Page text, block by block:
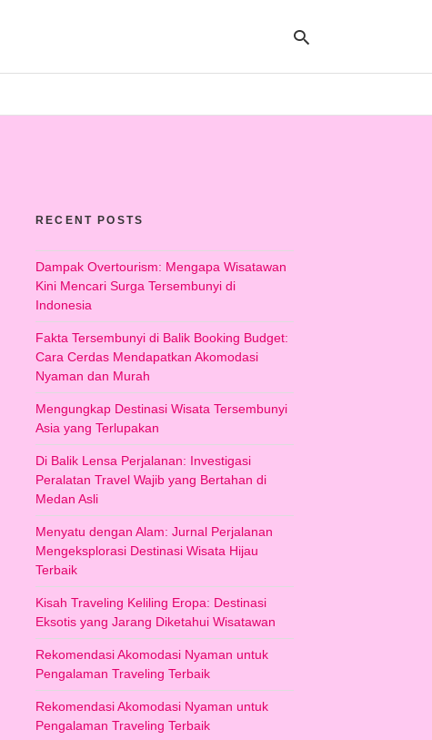
RECENT POSTS
Dampak Overtourism: Mengapa Wisatawan
Kini Mencari Surga Tersembunyi di
Indonesia
Fakta Tersembunyi di Balik Booking Budget:
Cara Cerdas Mendapatkan Akomodasi
Nyaman dan Murah
Mengungkap Destinasi Wisata Tersembunyi
Asia yang Terlupakan
Di Balik Lensa Perjalanan: Investigasi
Peralatan Travel Wajib yang Bertahan di
Medan Asli
Menyatu dengan Alam: Jurnal Perjalanan
Mengeksplorasi Destinasi Wisata Hijau
Terbaik
Kisah Traveling Keliling Eropa: Destinasi
Eksotis yang Jarang Diketahui Wisatawan
Rekomendasi Akomodasi Nyaman untuk
Pengalaman Traveling Terbaik
Rekomendasi Akomodasi Nyaman untuk
Pengalaman Traveling Terbaik